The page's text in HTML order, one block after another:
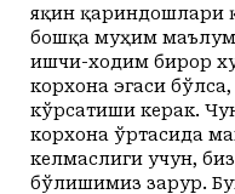
яқин қариндошлари
бошқа муҳим
ишчи-ходим бирор
корхона эгаси
кўрсатиши керак.
корхона ўртасида
келмаслиги учун,
бўлишимиз зарур.